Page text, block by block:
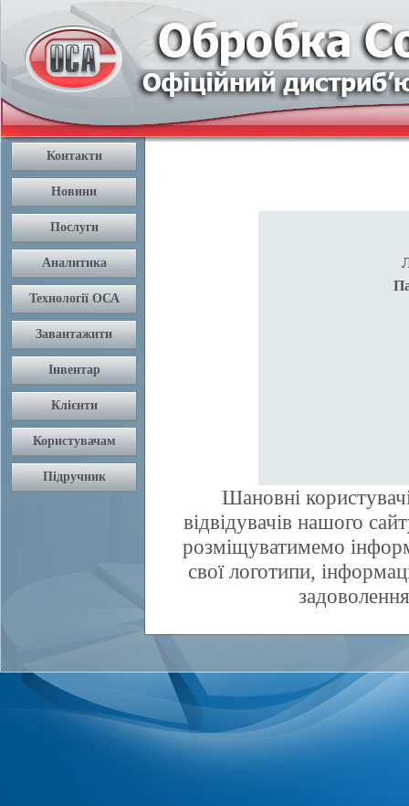
Шановні
відвідувачів нашого
розміщуватимемо
свої логотипи,